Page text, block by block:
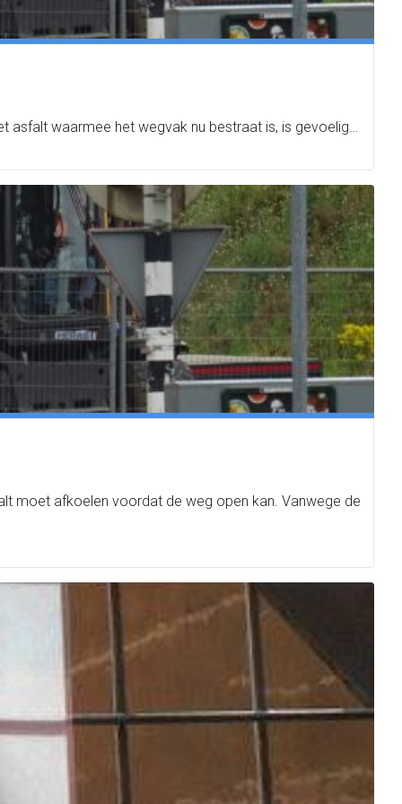
asfalt waarmee het wegvak nu bestraat is, is gevoelig…
moet afkoelen voordat de weg open kan. Vanwege de